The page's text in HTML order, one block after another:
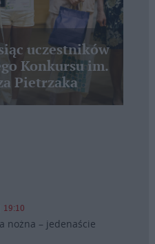
uczestników
Konkursu im.
Pietrzaka
nożna – jedenaście